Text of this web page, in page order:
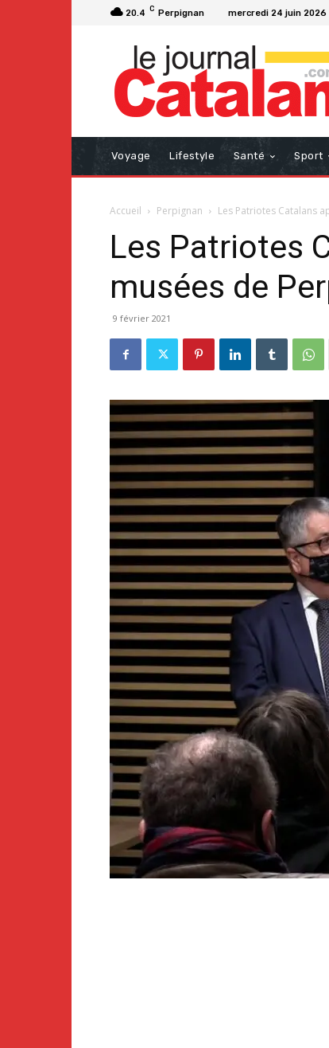
20.4 C Perpignan mercredi 24 juin 2026
Voyage Lifestyle Santé Sport
Accueil Perpignan Les Patriotes Catalans
Les Patriotes
musées de
9 février 2021